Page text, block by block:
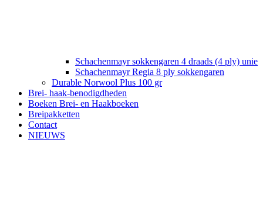
Schachenmayr sokkengaren 4 draads (4 ply) unie
Schachenmayr Regia 8 ply sokkengaren
Durable Norwool Plus 100 gr
Brei- haak-benodigdheden
Boeken Brei- en Haakboeken
Breipakketten
Contact
NIEUWS